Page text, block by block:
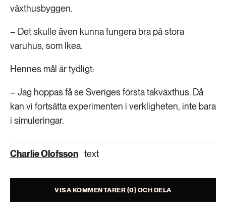
växthusbyggen.
– Det skulle även kunna fungera bra på stora
varuhus, som Ikea.
Hennes mål är tydligt:
– Jag hoppas få se Sveriges första takväxthus. Då
kan vi fortsätta experimenten i verkligheten, inte bara
i simuleringar.
Charlie Olofsson text
VISA KOMMENTARER (0) OCH DELA